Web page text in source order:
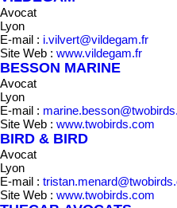
Avocat
Lyon
E-mail : i.vilvert@vildegam.fr
Site Web : www.vildegam.fr
BESSON MARINE
Avocat
Lyon
E-mail :
Site Web : www.twobirds.com
BIRD & BIRD
Avocat
Lyon
E-mail :
Site Web : www.twobirds.com